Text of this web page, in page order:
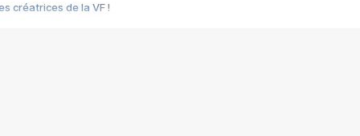
créatrices de la VF !